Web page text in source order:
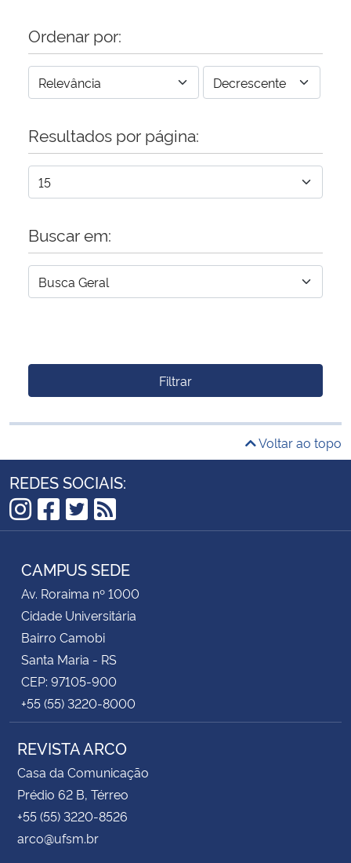
Ordenar por:
Resultados por página:
Buscar em:
Filtrar
Voltar ao topo
REDES SOCIAIS:
Instagram
Facebook
Twitter
RSS
CAMPUS SEDE
Av. Roraima nº 1000
Cidade Universitária
Bairro Camobi
Santa Maria - RS
CEP: 97105-900
+55 (55) 3220-8000
REVISTA ARCO
Casa da Comunicação
Prédio 62 B, Térreo
+55 (55) 3220-8526
arco@ufsm.br